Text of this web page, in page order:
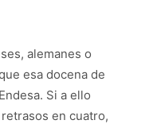
alemanes o
esa docena de
Si a ello
en cuatro,